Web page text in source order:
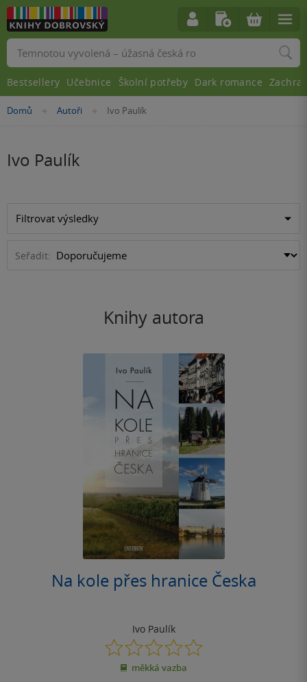
Nacházíte
Domů »Autoři »Ivo Paulík
Ivo Paulík
Filtrovat výsledky
Seřadit:
Knihy autora
Na kole přes hranice Česka
Ivo Paulík
0.0
z
5
měkká vazba
Vyhledávání
Bestsellery Učebnice Školní potřeby Dark romance